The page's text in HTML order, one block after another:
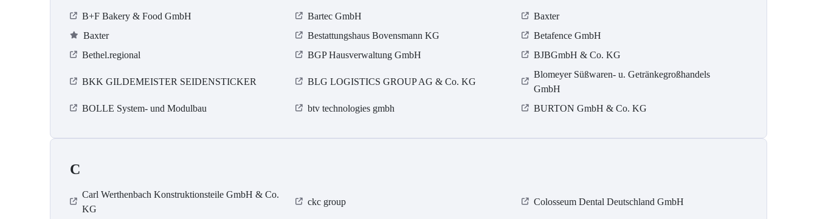
B+F Bakery & Food GmbH Bartec GmbH
Baxter
Baxter
Bestattungshaus Bovensmann KG
Betafence GmbH
Bethel.regional
BGP Hausverwaltung GmbH BJBGmbH & Co. KG
BKK GILDEMEISTER SEIDENSTICKER BLG LOGISTICS GROUP AG & Co. KG
Blomeyer Süßwaren- u. Getränkegroßhandels
GmbH
BOLLE System- und Modulbau
btv technologies gmbh BURTON GmbH & Co. KG
C
Carl Werthenbach Konstruktionsteile GmbH & Co.
KG
ckc group Colosseum Dental Deutschland GmbH